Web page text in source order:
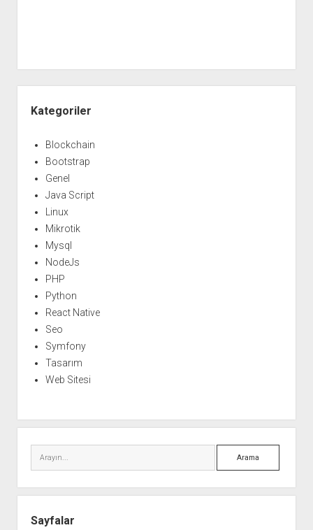
Menü
Kategoriler
Blockchain
Bootstrap
Genel
Java Script
Linux
Mikrotik
Mysql
NodeJs
PHP
Python
React Native
Seo
Symfony
Tasarım
Web Sitesi
Arama
Sayfalar